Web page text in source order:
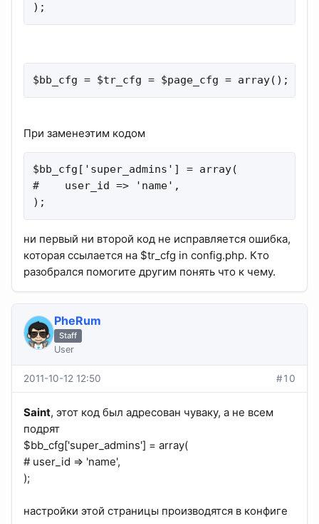
);
$bb_cfg = $tr_cfg = $page_cfg = array();
При заменеэтим кодом
$bb_cfg['super_admins'] = array(
#    user_id => 'name',
);
ни первый ни второй код не исправляется ошибка,
которая ссылается на $tr_cfg in config.php. Кто
разобрался помогите другим понять что к чему.
PheRum
Staff
User
2011-10-12 12:50 #10
Saint, этот код был адресован чуваку, а не всем
подрят
$bb_cfg['super_admins'] = array(
# user_id => 'name',
);
настройки этой страницы производятся в конфиге